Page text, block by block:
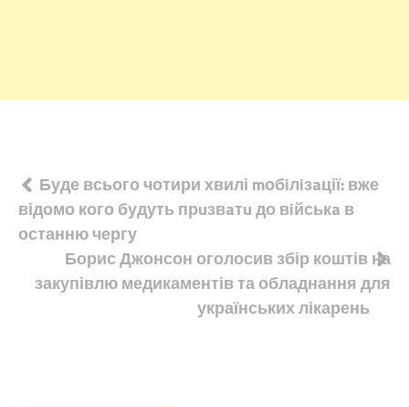
Навігація
записів
Буде всього чотири хвилі mобiлiзaції: вже
відомо кого будуть прuзвaтu до вiйськa в
останню чергу
Борис Джонсон оголосив збір коштів на
закупівлю медикаментів та обладнання для
українських лікарень